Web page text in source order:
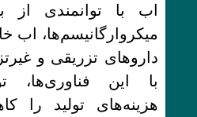
اب با توانمندی از
میکروارگانیسم‌ها، اب
داروهای تزریقی و
با این فناوری‌ها،
هزینه‌های تولید را